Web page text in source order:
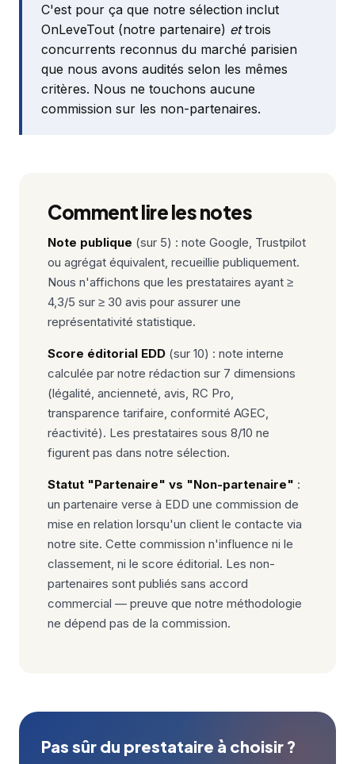
C'est pour ça que notre sélection inclut
OnLeveTout (notre partenaire) ettrois
concurrents reconnus du marché parisien
que nous avons audités selon les mêmes
critères. Nous ne touchons aucune
commission sur les non-partenaires.
Comment lire les notes
Note publique (sur 5) : note Google, Trustpilot
ou agrégat équivalent, recueillie publiquement.
Nous n'affichons que les prestataires ayant ≥
4,3/5 sur ≥ 30 avis pour assurer une
représentativité statistique.
Score éditorial EDD (sur 10) : note interne
calculée par notre rédaction sur 7 dimensions
(légalité, ancienneté, avis, RC Pro,
transparence tarifaire, conformité AGEC,
réactivité). Les prestataires sous 8/10 ne
figurent pas dans notre sélection.
Statut "Partenaire" vs "Non-partenaire" :
un partenaire verse à EDD une commission de
mise en relation lorsqu'un client le contacte via
notre site. Cette commission n'influence ni le
classement, ni le score éditorial. Les non-
partenaires sont publiés sans accord
commercial — preuve que notre méthodologie
ne dépend pas de la commission.
Pas sûr du prestataire à choisir ?